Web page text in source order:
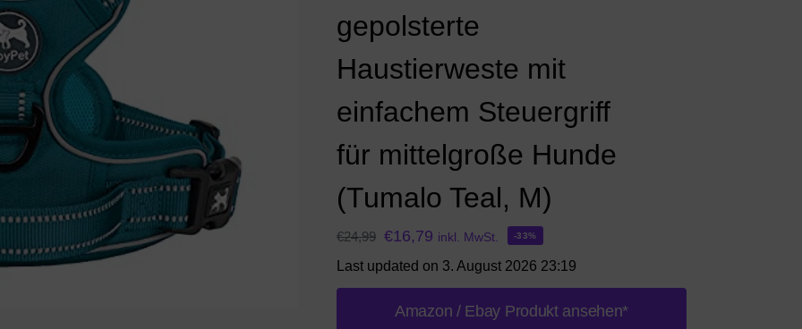
gepolsterte
Haustierweste mit
einfachem Steuergriff
für mittelgroße Hunde
(Tumalo Teal, M)
€24,99 €16,79 inkl. MwSt. -33%
Last updated on 3. August 2026 23:19
Amazon / Ebay Produkt ansehen*